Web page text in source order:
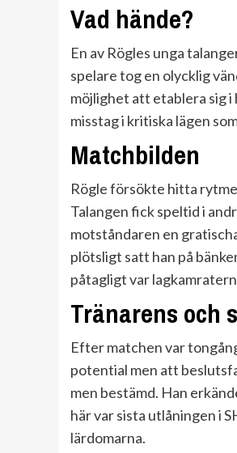
Vad hände?
En av Rögles unga
spelare tog en olycklig
möjlighet att etablera sig i
misstag i kritiska lägen
Matchbilden
Rögle försökte hitta
Talangen fick speltid i
motståndaren en
plötsligt satt han på
påtagligt var
Tränarens och
Efter matchen var
potential men att
men bestämd. Han
här var sista utlåningen i
lärdomarna.